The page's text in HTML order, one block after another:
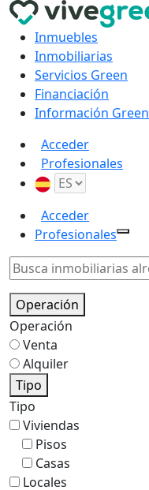
Inmuebles
Inmobiliarias
Servicios Green
Financiación
Información Green
Acceder
Profesionales
Acceder
Profesionales
Operación
Operación
Venta
Alquiler
Tipo
Tipo
Viviendas
Pisos
Casas
Locales